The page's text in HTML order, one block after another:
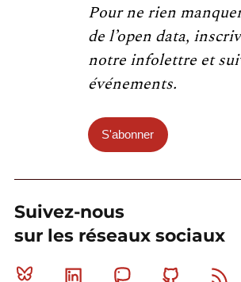
Pour ne rien
de l’open data,
notre infolettre et
événements.
S'abonner
Suivez-nous
sur les réseaux sociaux
Bluesky Linkedin MastodonGithub